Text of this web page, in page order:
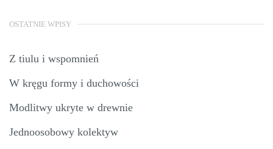
OSTATNIE WPISY
Z tiulu i wspomnień
W kręgu formy i duchowości
Modlitwy ukryte w drewnie
Jednoosobowy kolektyw